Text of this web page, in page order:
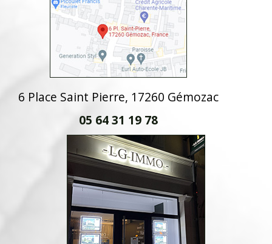
6 Place Saint Pierre, 17260 Gémozac
05 64 31 19 78